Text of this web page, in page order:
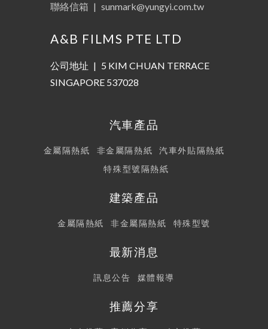
聯絡信箱 | sunmark@yungyi.com.tw
A&B FILMS PTE LTD
公司地址 | 5 KIM CHUAN TERRACE
SINGAPORE 537028
汽車產品
金屬隔熱紙 非金屬隔熱紙
汽車外貼隔熱紙
特殊型號隔熱紙
建築產品
金屬隔熱紙 非金屬隔熱紙 特殊型號
最新消息
訊息公告 媒體報導
推薦分享